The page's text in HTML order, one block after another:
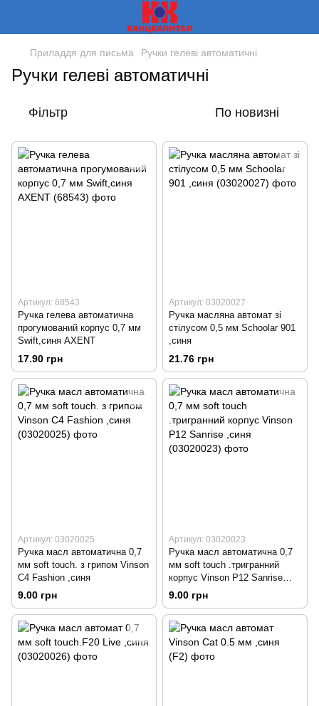
Приладдя для письма Ручки гелеві автоматичні
Ручки гелеві автоматичні
Фільтр По новизні
Артикул: 68543
Ручка гелева автоматична
прогумований корпус 0,7 мм
Swift,синя AXENT
17.90 грн
Артикул: 03020027
Ручка масляна автомат зі
стілусом 0,5 мм Schoolar 901
,синя
21.76 грн
Артикул: 03020025
Ручка масл автоматична 0,7
мм soft touch. з грипом Vinson
C4 Fashion ,синя
9.00 грн
Артикул: 03020023
Ручка масл автоматична 0,7
мм soft touch .тригранний
корпус Vinson Р12 Sanrise
,синя
9.00 грн